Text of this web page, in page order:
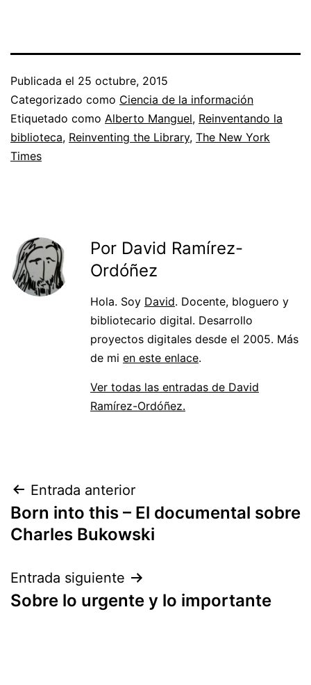
Publicada el 25 octubre, 2015
Categorizado como Ciencia de la información
Etiquetado como Alberto Manguel, Reinventando la
biblioteca, Reinventing the Library, The New York
Times
Por David Ramírez-
Ordóñez
Hola. Soy David. Docente, bloguero y
bibliotecario digital. Desarrollo
proyectos digitales desde el 2005. Más
de mi en este enlace.
Ver todas las entradas de David
Ramírez-Ordóñez.
Navegación
de
Entrada anterior
Born into this – El documental sobre
Charles Bukowski
Entrada siguiente
Sobre lo urgente y lo importante